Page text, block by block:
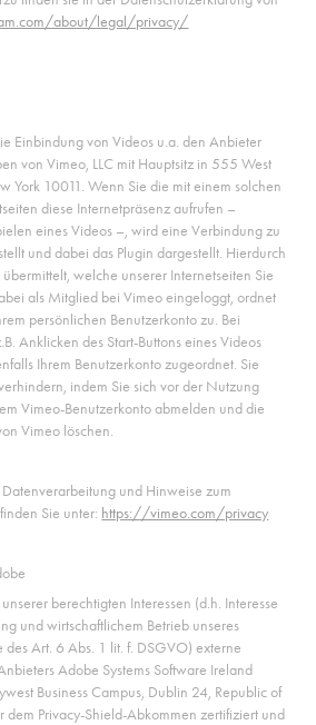
about/legal/privacy/
Einbindung von Videos u.a. den Anbieter
von Vimeo, LLC mit Hauptsitz in 555 West
York 10011. Wenn Sie die mit einem solchen
diese Internetpräsenz aufrufen –
eines Videos –, wird eine Verbindung zu
und dabei das Plugin dargestellt. Hierdurch
welche unserer Internetseiten Sie
als Mitglied bei Vimeo eingeloggt, ordnet
persönlichen Benutzerkonto zu. Bei
Anklicken des Start-Buttons eines Videos
Ihrem Benutzerkonto zugeordnet. Sie
indem Sie sich vor der Nutzung
Vimeo-Benutzerkonto abmelden und die
Vimeo löschen.
und Hinweise zum
Sie unter: https://vimeo.com/privacy
berechtigten Interessen (d.h. Interesse
und wirtschaftlichem Betrieb unseres
Art. 6 Abs. 1 lit. f. DSGVO) externe
Adobe Systems Software Ireland
Business Campus, Dublin 24, Republic of
dem Privacy-Shield-Abkommen zertifiziert und